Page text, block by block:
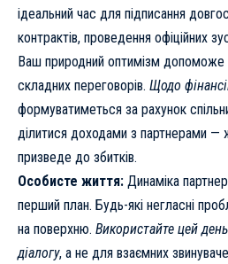
ідеальний час для підписання
контрактів, проведення офіційних
Ваш природний оптимізм допоможе
складних переговорів. Щодо
формуватиметься за рахунок
ділитися доходами з партнерами —
призведе до збитків.
Особисте життя: Динаміка
перший план. Будь-які негласні
на поверхню. Використайте цей
діалогу, а не для взаємних